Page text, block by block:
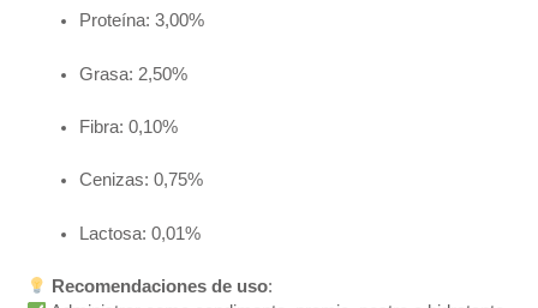
Proteína: 3,00%
Grasa: 2,50%
Fibra: 0,10%
Cenizas: 0,75%
Lactosa: 0,01%
Recomendaciones de uso: